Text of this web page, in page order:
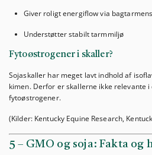
Giver roligt energiflow via
Understøtter stabilt tarmmiljø
Fytoøstrogener i skaller?
Sojaskaller har meget lavt indhold af
kimen. Derfor er skallerne ikke relevante i
fytoøstrogener.
(Kilder: Kentucky Equine Research,
5 – GMO og soja: Fakta og